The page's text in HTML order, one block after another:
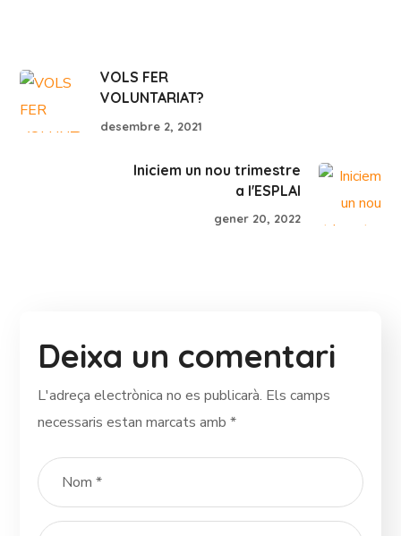
VOLS FER
VOLUNTARIAT?
desembre 2, 2021
Iniciem un nou trimestre
a l'ESPLAI
gener 20, 2022
Deixa un comentari
L'adreça electrònica no es publicarà. Els camps
necessaris estan marcats amb*